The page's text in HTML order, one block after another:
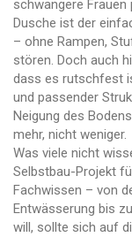
schwangere
Dusche ist der
– ohne Rampen,
stören. Doch auch
dass es rutschfest
und passender
Neigung des
mehr, nicht weniger.
Was viele nicht
Selbstbau-Projekt
Fachwissen – von
Entwässerung bis
will, sollte sich auf